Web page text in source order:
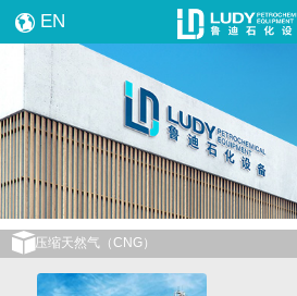
EN
压缩天然气（CNG）